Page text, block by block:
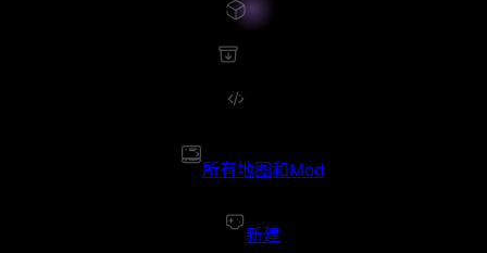
所有地图和Mod
新建